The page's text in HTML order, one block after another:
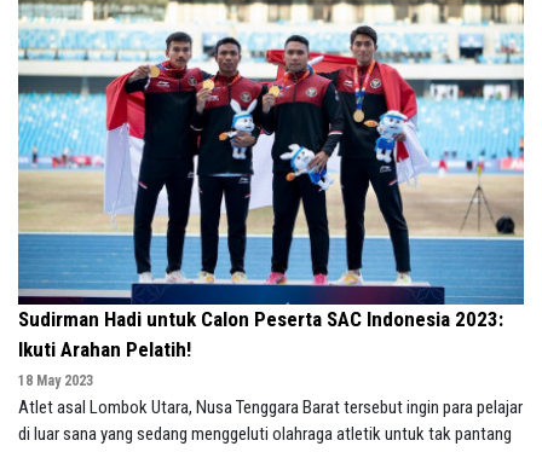
Sudirman Hadi untuk Calon Peserta SAC Indonesia 2023:
Ikuti Arahan Pelatih!
18 May 2023
Atlet asal Lombok Utara, Nusa Tenggara Barat tersebut ingin para pelajar
di luar sana yang sedang menggeluti olahraga atletik untuk tak pantang